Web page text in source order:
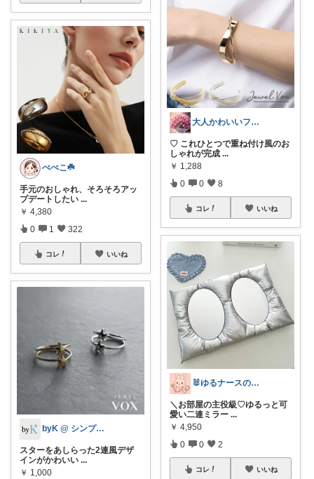
ぺぺこ☘️
手元のおしゃれ、そろそろアッ
プデートしたい ...
￥ 4,380
0 1 322
コレ いいね
byK @ シンプル好き
スターをあしらった2連風デザ
インがかわいい ...
￥ 1,000
大人かわいいファッションと雑貨＊しえる＊
♡ これひとつで重ね付け風のお
しゃれが完成 ...
￥ 1,288
0 0 8
コレ いいね
🐰ゆるナースの愛用品ROOM🐰
＼お部屋の主役級♡ゆるっと可
愛い二連ミラー ...
￥ 4,950
0 0 2
コレ いいね